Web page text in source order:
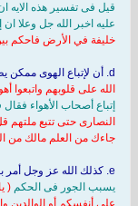
قيل فى تفسير هذه الايه
عليه اخبر الله جل وعلا
خليفة في الأرض فاحكم
d. أن لإتباع الهوى ممكن يطبع على القلب :
الله على قلوبهم واتبعوا
إتباع أصحاب الأهواء
النصارى حتى تتبع ملتهم
جاءك من العلم مالك من
e. كذلك الله عز وجل أمر بعدم إتباع الهوى في الحكم :
يسبب الجور فى الحكم (
على أنفسكم أو الوالدين